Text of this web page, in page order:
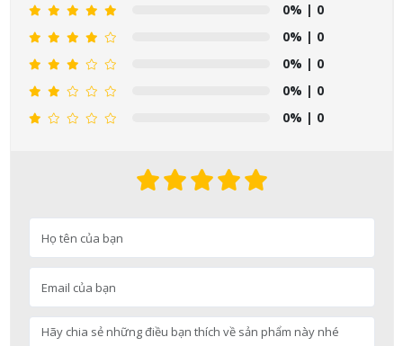
0% | 0
0% | 0
0% | 0
0% | 0
0% | 0
Nguyễn Nhật Quang đã mua sản phẩm Sữa tắm Pigeon Baby
Soap dạng túi 400ml Nhật Bản